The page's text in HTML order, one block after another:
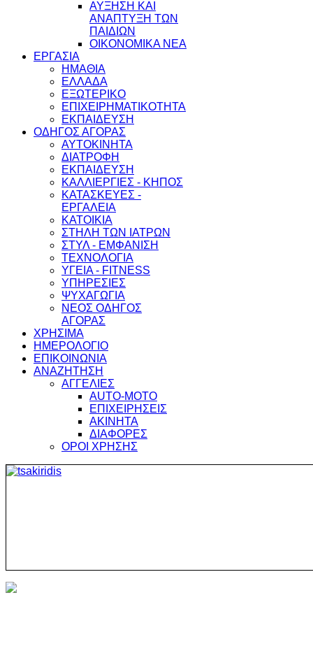
ΑΥΞΗΣΗ ΚΑΙ
ΑΝΑΠΤΥΞΗ ΤΩΝ
ΠΑΙΔΙΩΝ
ΟΙΚΟΝΟΜΙΚΑ ΝΕΑ
ΕΡΓΑΣΙΑ
ΗΜΑΘΙΑ
ΕΛΛΑΔΑ
ΕΞΩΤΕΡΙΚΟ
ΕΠΙΧΕΙΡΗΜΑΤΙΚΟΤΗΤΑ
ΕΚΠΑΙΔΕΥΣΗ
ΟΔΗΓΟΣ ΑΓΟΡΑΣ
ΑΥΤΟΚΙΝΗΤΑ
ΔΙΑΤΡΟΦΗ
ΕΚΠΑΙΔΕΥΣΗ
ΚΑΛΛΙΕΡΓΙΕΣ - ΚΗΠΟΣ
ΚΑΤΑΣΚΕΥΕΣ -
ΕΡΓΑΛΕΙΑ
ΚΑΤΟΙΚΙΑ
ΣΤΗΛΗ ΤΩΝ ΙΑΤΡΩΝ
ΣΤΥΛ - ΕΜΦΑΝΙΣΗ
ΤΕΧΝΟΛΟΓΙΑ
ΥΓΕΙΑ - FITNESS
ΥΠΗΡΕΣΙΕΣ
ΨΥΧΑΓΩΓΙΑ
ΝΕΟΣ ΟΔΗΓΟΣ
ΑΓΟΡΑΣ
ΧΡΗΣΙΜΑ
ΗΜΕΡΟΛΟΓΙΟ
ΕΠΙΚΟΙΝΩΝΙΑ
ΑΝΑΖΗΤΗΣΗ
ΑΓΓΕΛΙΕΣ
AUTO-MOTO
ΕΠΙΧΕΙΡΗΣΕΙΣ
ΑΚΙΝΗΤΑ
ΔΙΑΦΟΡΕΣ
ΟΡΟΙ ΧΡΗΣΗΣ